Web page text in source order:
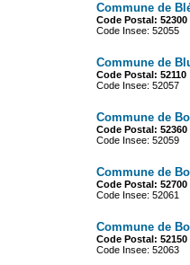
Commune de
Code Postal: 52300
Code Insee: 52055
Commune de
Code Postal: 52110
Code Insee: 52057
Commune de
Code Postal: 52360
Code Insee: 52059
Commune de
Code Postal: 52700
Code Insee: 52061
Commune de
Code Postal: 52150
Code Insee: 52063